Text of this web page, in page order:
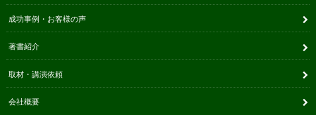
成功事例・お客様の声
著書紹介
取材・講演依頼
会社概要